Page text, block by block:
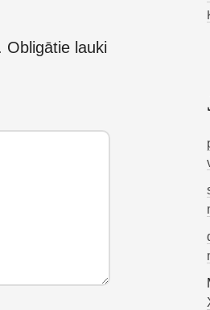
Obligātie lauki